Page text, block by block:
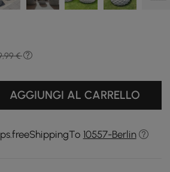
€
AGGIUNGI AL CARRELLO
10557-Berlin